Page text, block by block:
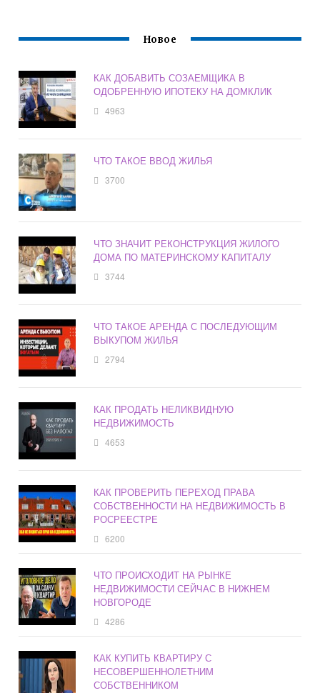
Новое
КАК ДОБАВИТЬ СОЗАЕМЩИКА В
ОДОБРЕННУЮ ИПОТЕКУ НА ДОМКЛИК
4963
ЧТО ТАКОЕ ВВОД ЖИЛЬЯ
3700
ЧТО ЗНАЧИТ РЕКОНСТРУКЦИЯ ЖИЛОГО
ДОМА ПО МАТЕРИНСКОМУ КАПИТАЛУ
3744
ЧТО ТАКОЕ АРЕНДА С ПОСЛЕДУЮЩИМ
ВЫКУПОМ ЖИЛЬЯ
2794
КАК ПРОДАТЬ НЕЛИКВИДНУЮ
НЕДВИЖИМОСТЬ
4653
КАК ПРОВЕРИТЬ ПЕРЕХОД ПРАВА
СОБСТВЕННОСТИ НА НЕДВИЖИМОСТЬ В
РОСРЕЕСТРЕ
6200
ЧТО ПРОИСХОДИТ НА РЫНКЕ
НЕДВИЖИМОСТИ СЕЙЧАС В НИЖНЕМ
НОВГОРОДЕ
4286
КАК КУПИТЬ КВАРТИРУ С
НЕСОВЕРШЕННОЛЕТНИМ
СОБСТВЕННИКОМ